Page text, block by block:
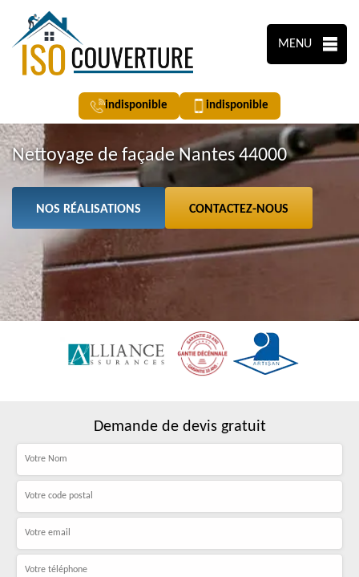
MENU
indisponible indisponible
Nettoyage de façade Nantes 44000
NOS RÉALISATIONS CONTACTEZ-NOUS
Demande de devis gratuit